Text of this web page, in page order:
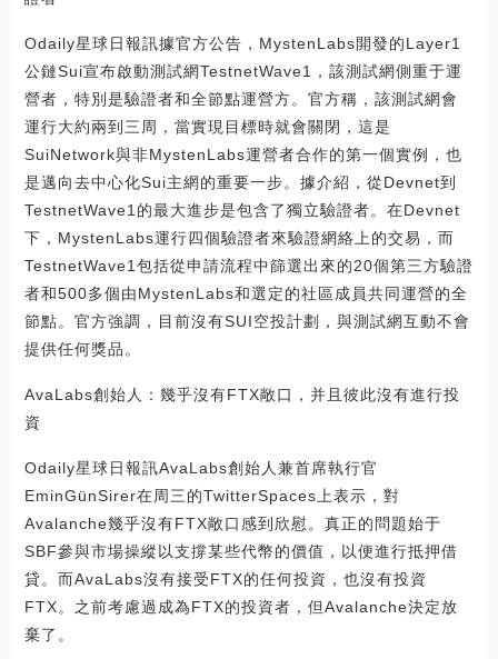
Odaily星球日報訊據官方公告，MystenLabs開發的Layer1
公鏈Sui宣布啟動測試網TestnetWave1，該測試網側重于運
營者，特別是驗證者和全節點運營方。官方稱，該測試網會
運行大約兩到三周，當實現目標時就會關閉，這是
SuiNetwork與非MystenLabs運營者合作的第一個實例，也
是邁向去中心化Sui主網的重要一步。據介紹，從Devnet到
TestnetWave1的最大進步是包含了獨立驗證者。在Devnet
下，MystenLabs運行四個驗證者來驗證網絡上的交易，而
TestnetWave1包括從申請流程中篩選出來的20個第三方驗證
者和500多個由MystenLabs和選定的社區成員共同運營的全
節點。官方強調，目前沒有SUI空投計劃，與測試網互動不會
提供任何獎品。
AvaLabs創始人：幾乎沒有FTX敞口，并且彼此沒有進行投
資
Odaily星球日報訊AvaLabs創始人兼首席執行官
EminGünSirer在周三的TwitterSpaces上表示，對
Avalanche幾乎沒有FTX敞口感到欣慰。真正的問題始于
SBF參與市場操縱以支撐某些代幣的價值，以便進行抵押借
貸。而AvaLabs沒有接受FTX的任何投資，也沒有投資
FTX。之前考慮過成為FTX的投資者，但Avalanche決定放
棄了。